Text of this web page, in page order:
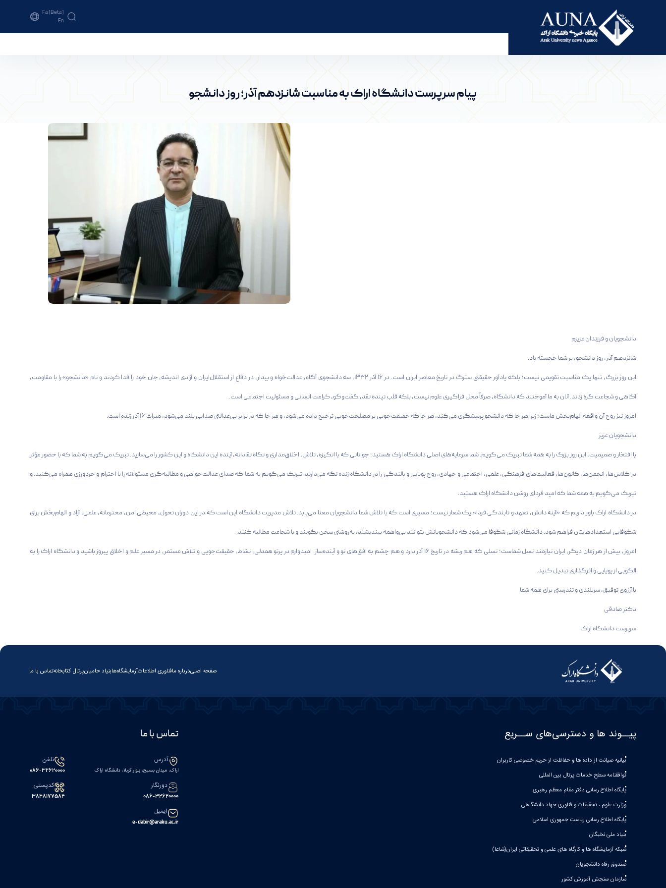
Fa [beta]
En
پیام سرپرست دانشگاه اراک به مناسبت شانزدهم آذر؛ روز دانشجو - پرتال خبری دانشگاه اراک
پیام سرپرست دانشگاه اراک به مناسبت شانزدهم آذر؛ روز دانشجو
دانشجویان و فرزندان عزیزم
شانزدهم آذر، روز دانشجو، بر شما خجسته باد.
این روز بزرگ، تنها یک مناسبت تقویمی نیست؛ بلکه یادآور حقیقتی سترگ در تاریخ معاصر ایران است. در ۱۶ آذر ۱۳۳۲، سه دانشجوی آگاه، عدالت‌خواه و بیدار، در دفاع از استقلال‌ایران و آزادی اندیشه، جان خود را فدا کردند و نام «دانشجو» را با مقاومت،
آگاهی و شجاعت گره زدند. آنان به ما آموختند که دانشگاه، صرفاً محل فراگیری علوم نیست، بلکه قلب تپنده نقد، گفت‌وگو، کرامت انسانی و مسئولیت اجتماعی است.
امروز نیز روح آن واقعه الهام‌بخش ماست؛ زیرا هر جا که دانشجو پرسشگری می‌کند، هر جا که حقیقت‌جویی بر مصلحت‌جویی ترجیح داده می‌شود، و هر جا که در برابر بی‌عدالتی صدایی بلند می‌شود، میراث ۱۶ آذر زنده است.
دانشجویان عزیز
با افتخار و صمیمیت، این روز بزرگ را به همه شما تبریک می‌گویم. شما سرمایه‌های اصلی دانشگاه اراک هستید؛ جوانانی که با انگیزه، تلاش، اخلاق‌مداری و نگاه نقادانه، آینده این دانشگاه و این کشور را می‌سازید. تبریک می‌گویم به شما که با حضور مؤثر
در کلاس‌ها، انجمن‌ها، کانون‌ها، فعالیت‌های فرهنگی، علمی، اجتماعی و جهادی، روح پویایی و بالندگی را در دانشگاه زنده نگه می‌دارید. تبریک می‌گویم به شما که صدای عدالت‌خواهی و مطالبه‌گری مسئولانه را با احترام و خردورزی همراه می‌کنید. و
تبریک می‌گویم به همه شما که امید فردای روشن دانشگاه اراک هستید.
در دانشگاه اراک باور داریم که «آینه دانش، تعهد و تابندگی فردا» یک شعار نیست؛ مسیری است که با تلاش شما دانشجویان معنا می‌یابد. تلاش مدیریت دانشگاه این است که در این دوران تحول، محیطی امن، محترمانه، علمی، آزاد و الهام‌بخش برای
شکوفایی استعدادهایتان فراهم شود. دانشگاه زمانی شکوفا می‌شود که دانشجویانش بتوانند بی‌واهمه بیندیشند، به‌روشنی سخن بگویند و با شجاعت مطالبه کنند.
امروز، بیش از هر زمان دیگر، ایران نیازمند نسل شماست؛ نسلی که هم ریشه در تاریخ ۱۶ آذر دارد و هم چشم به افق‌های نو و آینده‌ساز. امیدوارم در پرتو همدلی، نشاط، حقیقت‌جویی و تلاش مستمر، در مسیر علم و اخلاق پیروز باشید و دانشگاه اراک را به
الگویی از پویایی و اثرگذاری تبدیل کنید.
با آرزوی توفیق، سربلندی و تندرستی برای همه شما
دکتر صادقی
سرپرست دانشگاه اراک
صفحه اصلیدرباره مافناوری اطلاعاتآزمایشگاه‌هابنیاد حامیانپرتال کتابخانهتماس با ما
پیــوند ها و دسترسی‌های ســریع
بیانیه صيانت از داده ها و حفاظت از حريم خصوصی كاربران
توافقنامه سطح خدمات پرتال بین المللی
پایگاه اطلاع رسانی دفتر مقام معظم رهبری
وزارت علوم ، تحقیقات و فناوری جهاد دانشگاهی
پایگاه اطلاع رسانی ریاست جمهوری اسلامی
بنیاد ملی نخبگان
شبکه آزمایشگاه ها و کارگاه های علمی و تحقیقاتی ایران(شاعا)
صندوق رفاه دانشجویان
سازمان سنجش آموزش کشور
تماس با ما
آدرس
اراک، میدان بسیج، بلوار کربلا، دانشگاه اراک
تلفن
086-32620000
دورنگار
086-32620000
کدپستی
۳۸۴۸۱۷۷۵۸۴
ایمیل
e-dabir@araku.ac.ir